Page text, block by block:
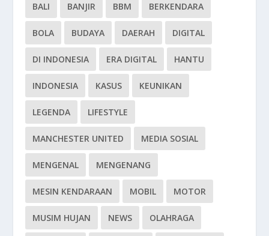
BALI BANJIR BBM BERKENDARA
BOLA BUDAYA DAERAH DIGITAL
DI INDONESIA ERA DIGITAL HANTU
INDONESIA KASUS KEUNIKAN
LEGENDA LIFESTYLE
MANCHESTER UNITED MEDIA SOSIAL
MENGENAL MENGENANG
MESIN KENDARAAN MOBIL MOTOR
MUSIM HUJAN NEWS OLAHRAGA